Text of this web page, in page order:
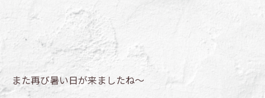
また再び暑い日が来ましたね～